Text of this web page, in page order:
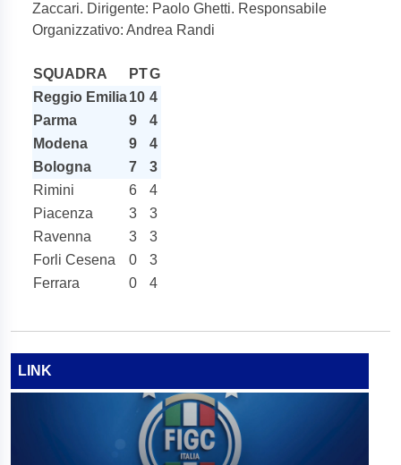
Zaccari. Dirigente: Paolo Ghetti. Responsabile
Organizzativo: Andrea Randi
SQUADRA PTG
Reggio Emilia10 4
Parma
9
4
Modena
9
4
Bologna
7
3
Rimini
6
4
Piacenza
3
3
Ravenna
3
3
Forli Cesena
0
3
Ferrara
0 4
LINK